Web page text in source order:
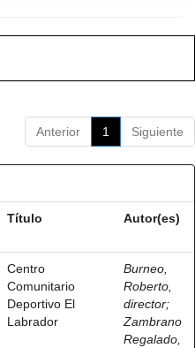
Anterior 1 Siguiente
Título Autor(es)
Centro
Comunitario
Deportivo El
Labrador
Burneo,
Roberto,
director;
Zambrano
Regalado,